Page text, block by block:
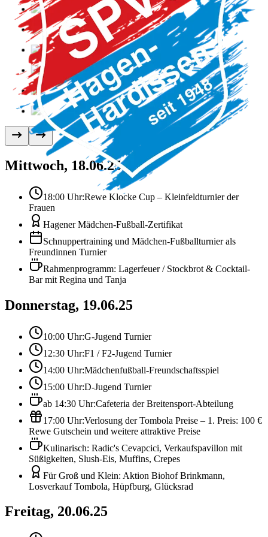
Mittwoch, 18.06.25
18:00 Uhr:Rewe Klocke Cup – Kleinfeldturnier der
Frauen
Hagener Mädchen-Fußball-Zertifikat
Schnuppertraining und Mädchen-Fußballturnier als
Freundinnen Turnier
Rahmenprogramm: Lagerfeuer / Stockbrot & Cocktail-
Bar mit Regina und Tanja
Donnerstag, 19.06.25
10:00 Uhr:G-Jugend Turnier
12:30 Uhr:F1 / F2-Jugend Turnier
14:00 Uhr:Mädchenfußball-Freundschaftsspiel
15:00 Uhr:D-Jugend Turnier
ab 14:30 Uhr:Cafeteria der Breitensport-Abteilung
17:00 Uhr:Verlosung der Tombola Preise – 1. Preis: 100 €
Rewe Gutschein und weitere attraktive Preise
Kulinarisch: Radic's Cevapcici, Verkaufspavillon mit
Süßigkeiten, Slush-Eis, Muffins, Crepes
Für Groß und Klein: Aktion Biohof Brinkmann,
Losverkauf Tombola, Hüpfburg, Glücksrad
Freitag, 20.06.25